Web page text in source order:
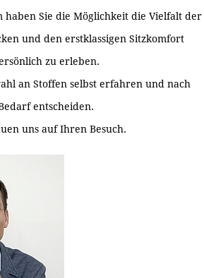
haben Sie die Möglichkeit die Vielfalt der
und den erstklassigen Sitzkomfort
zu erleben.
an Stoffen selbst erfahren und nach
entscheiden.
uns auf Ihren Besuch.